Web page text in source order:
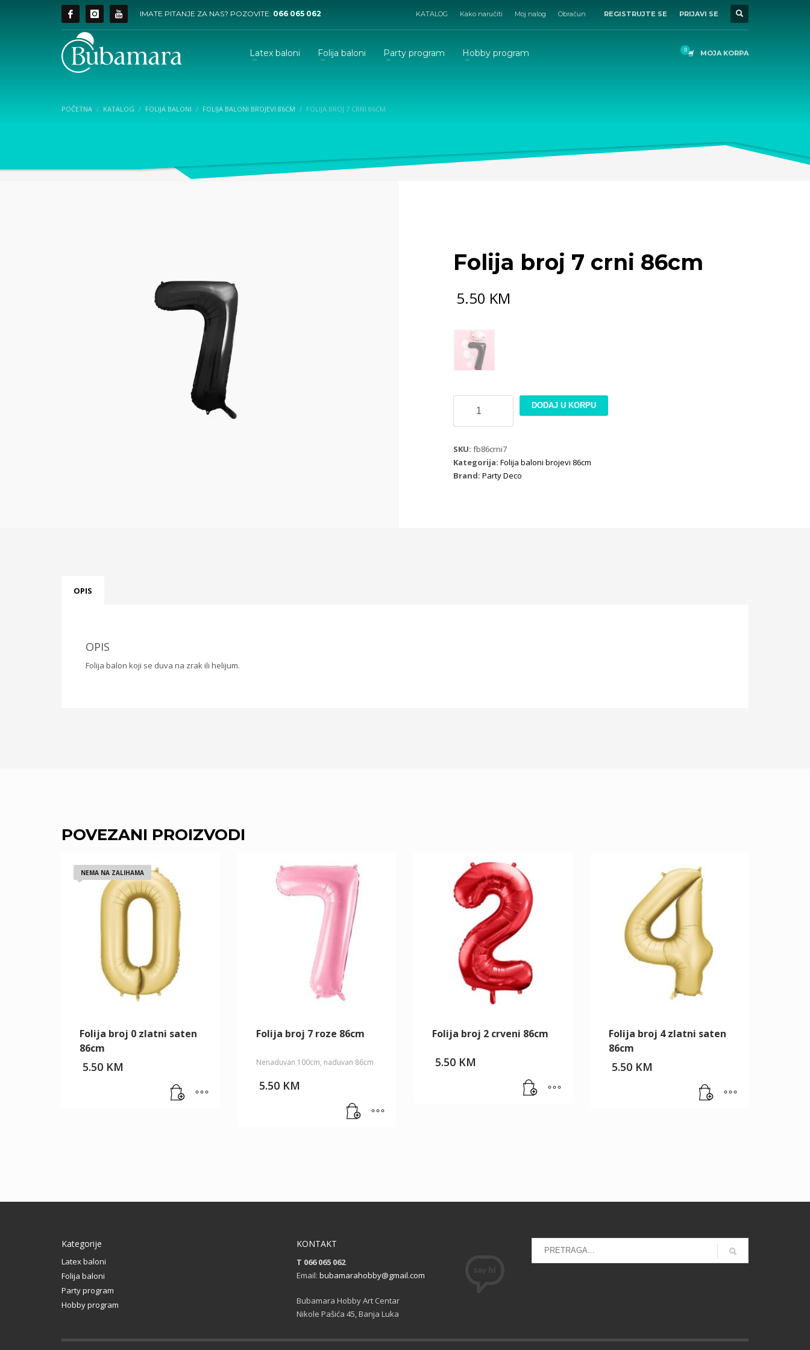
IMATE PITANJE ZA NAS? POZOVITE: 066 065 062 KATALOG Kako naručiti Moj nalog Obračun REGISTRUJTE SE PRIJAVI SE
Latex baloni Folija baloni Party program Hobby program MOJA KORPA
POČETNA KATALOG FOLIJA BALONI FOLIJA BALONI BROJEVI 86CM FOLIJA BROJ 7 CRNI 86CM
Folija broj 7 crni 86cm
5.50 KM
7
86cm
količina
DODAJ U KORPU
SKU: fb86crni7
Kategorija: Folija baloni brojevi 86cm
Brand: Party Deco
OPIS
OPIS
Folija balon koji se duva na zrak ili helijum.
POVEZANI PROIZVODI
NEMA NA ZALIHAMA
Folija broj 0 zlatni saten
86cm
5.50 KM
Folija broj 7 roze 86cm
Nenaduvan 100cm, naduvan 86cm
5.50 KM
Folija broj 2 crveni 86cm
5.50 KM
Folija broj 4 zlatni saten
86cm
5.50 KM
Kategorije
Latex baloni
Folija baloni
Party program
Hobby program
KONTAKT
T 066 065 062
Email: bubamarahobby@gmail.com
Bubamara Hobby Art Centar
Nikole Pašića 45, Banja Luka